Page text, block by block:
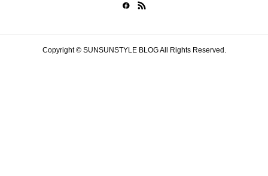
Copyright © SUNSUNSTYLE BLOG All Rights Reserved.